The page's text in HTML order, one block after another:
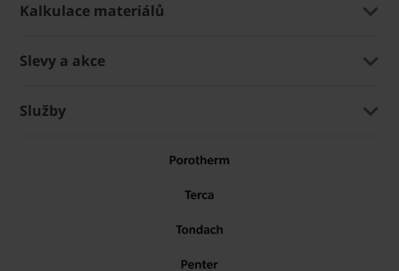
Kalkulace materiálů
Slevy a akce
Služby